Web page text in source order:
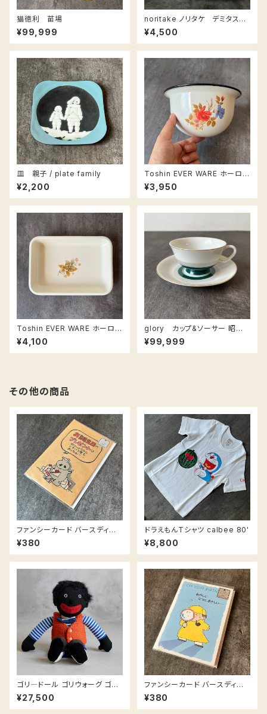
猫徳利 苗場
¥99,999
noritake ノリタケ デミタスカ
ップ カップアンドソーサー
¥4,500
皿 親子 / plate family
¥2,200
Toshin EVER WARE ホーロー
ボウル
¥3,950
Toshin EVER WARE ホーロー
バット
¥4,100
glory カップ&ソーサー 昭和
レトロ / cup & saucer
¥99,999
その他の商品
ファンシーカード バースディカ
ード 袋のカバ / Birthday card
HIPPO Paper Bag
¥380
ドラえもんTシャツ calbee 80'
¥8,800
ゴリ―ドール ゴリウォーグ ゴリ
―人形 / Golliwogg、Golliwo
g、golly doll
¥27,500
ファンシーカード バースディカ
ード 探偵 / Birthday card De
tective
¥380